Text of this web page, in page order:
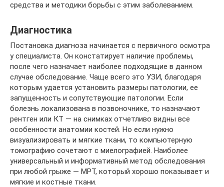
средства и методики борьбы с этим заболеванием.
Диагностика
Постановка диагноза начинается с первичного осмотра
у специалиста. Он констатирует наличие проблемы,
после чего назначает наиболее подходящие в данном
случае обследование. Чаще всего это УЗИ, благодаря
которым удается установить размеры патологии, ее
запущенность и сопутствующие патологии. Если
болезнь локализована в позвоночнике, то назначают
рентген или КТ — на снимках отчетливо видны все
особенности анатомии костей. Но если нужно
визуализировать и мягкие ткани, то компьютерную
томографию сочетают с миелографией. Наиболее
универсальный и информативный метод обследования
при любой грыже — МРТ, который хорошо показывает и
мягкие и костные ткани.